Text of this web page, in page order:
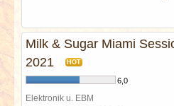
Milk & Sugar Miami
2021
HOT
6,0
Elektronik u. EBM